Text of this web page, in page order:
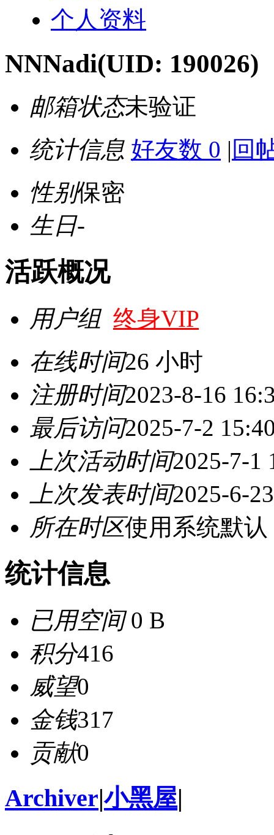
个人资料
NNNadi(UID: 190026)
邮箱状态未验证
统计信息 好友数 0 | 回
性别保密
生日-
活跃概况
用户组 终身VIP
在线时间26 小时
注册时间2023-8-16
最后访问2025-7-2
上次活动时间2025-7-1
上次发表时间2025-6-
所在时区使用系统默认
统计信息
已用空间0 B
积分416
威望0
金钱317
贡献0
Archiver|小黑屋|